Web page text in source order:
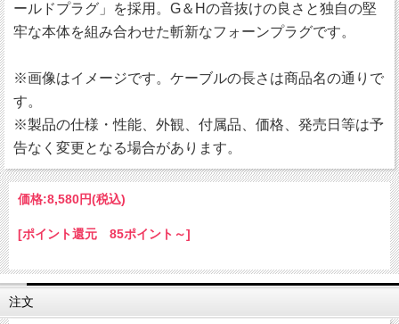
ールドプラグ」を採用。G＆Hの音抜けの良さと独自の堅
牢な本体を組み合わせた斬新なフォーンプラグです。
※画像はイメージです。ケーブルの長さは商品名の通りで
す。
※製品の仕様・性能、外観、付属品、価格、発売日等は予
告なく変更となる場合があります。
価格:8,580円(税込)
[ポイント還元 85ポイント～]
注文